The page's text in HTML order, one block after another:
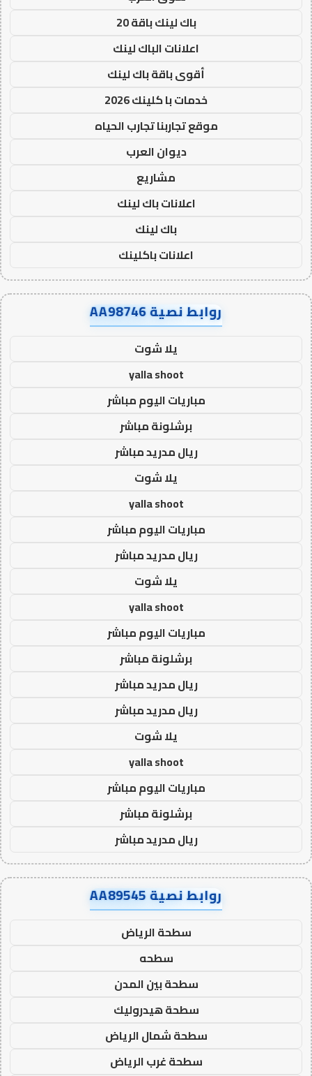
باك لينك باقة 20
اعلانات الباك لينك
أقوى باقة باك لينك
خدمات با كلينك 2026
موقع تجاربنا تجارب الحياه
ديوان العرب
مشاريع
اعلانات باك لينك
باك لينك
اعلانات باكلينك
روابط نصية AA98746
يلا شوت
yalla shoot
مباريات اليوم مباشر
برشلونة مباشر
ريال مدريد مباشر
يلا شوت
yalla shoot
مباريات اليوم مباشر
ريال مدريد مباشر
يلا شوت
yalla shoot
مباريات اليوم مباشر
برشلونة مباشر
ريال مدريد مباشر
ريال مدريد مباشر
يلا شوت
yalla shoot
مباريات اليوم مباشر
برشلونة مباشر
ريال مدريد مباشر
روابط نصية AA89545
سطحة الرياض
سطحه
سطحة بين المدن
سطحة هيدروليك
سطحة شمال الرياض
سطحة غرب الرياض